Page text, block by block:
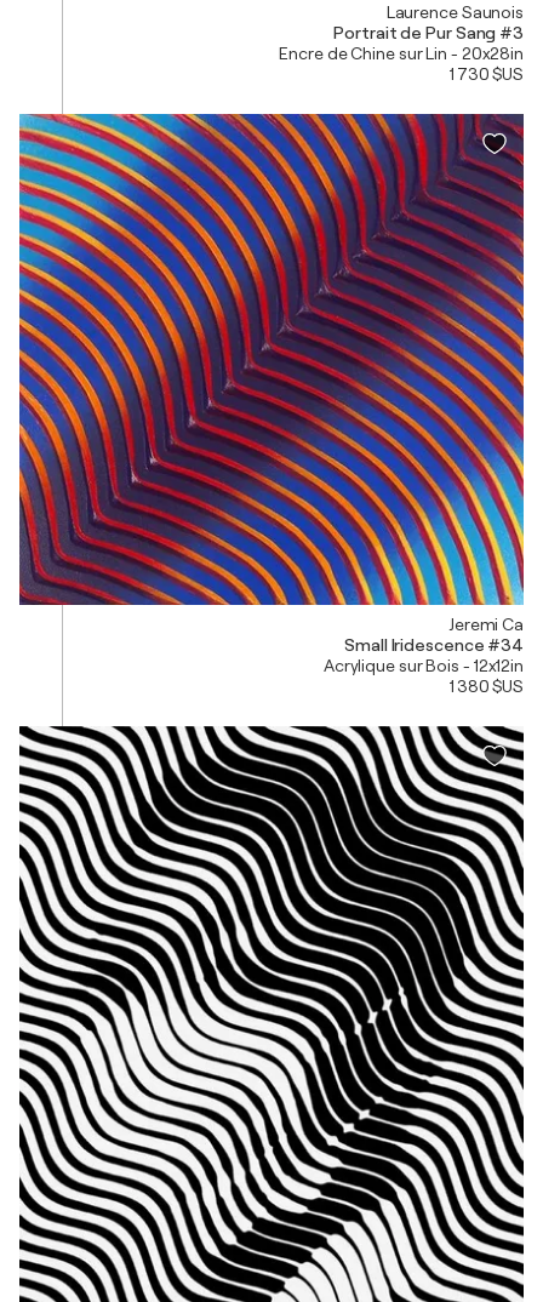
Laurence Saunois
Portrait de Pur Sang #3
Encre de Chine sur Lin - 20x28in
1 730 $US
Jeremi Ca
Small Iridescence #34
Acrylique sur Bois - 12x12in
1 380 $US